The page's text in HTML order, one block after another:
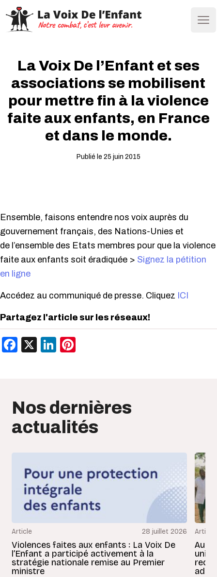
La Voix De l’Enfant et ses
associations se mobilisent
pour mettre fin à la violence
faite aux enfants, en France
et dans le monde.
Publié le 25 juin 2015
Ensemble, faisons entendre nos voix auprès du
gouvernement français, des Nations-Unies et
de l’ensemble des Etats membres pour que la violence
faite aux enfants soit éradiquée > Signez la pétition
en ligne
Accédez au communiqué de presse. Cliquez ICI
Partagez l'article sur les réseaux!
Facebook
X LinkedIn
Nos dernières
actualités
Article 28 juillet 2026
Violences faites aux enfants : La Voix De
l’Enfant a participé activement à la
stratégie nationale remise au Premier
ministre
Article
Au